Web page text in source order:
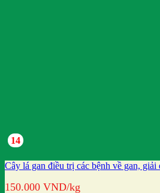
14
Cây lá gan điều trị các bệnh về gan,
150.000 VND/kg